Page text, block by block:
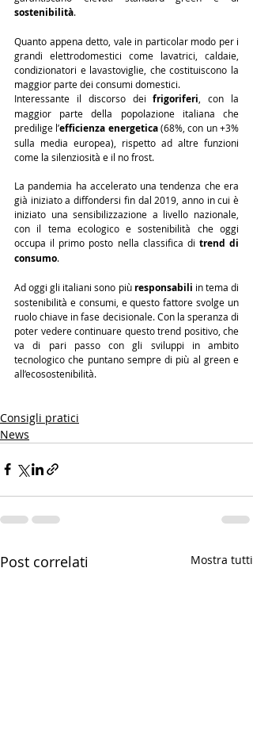
sostenibilità.
Quanto appena detto, vale in particolar modo per i
grandi elettrodomestici come lavatrici, caldaie,
condizionatori e lavastoviglie, che costituiscono la
maggior parte dei consumi domestici.
Interessante il discorso dei frigoriferi , con la
maggior parte della popolazione italiana che
predilige l’efficienza energetica (68%, con un +3%
sulla media europea), rispetto ad altre funzioni
come la silenziosità e il no frost.
La pandemia ha accelerato una tendenza che era
già iniziato a diffondersi fin dal 2019, anno in cui è
iniziato una sensibilizzazione a livello nazionale,
con il tema ecologico e sostenibilità che oggi
occupa il primo posto nella classifica di trend di
consumo.
Ad oggi gli italiani sono più responsabili in tema di
sostenibilità e consumi, e questo fattore svolge un
ruolo chiave in fase decisionale. Con la speranza di
poter vedere continuare questo trend positivo, che
va di pari passo con gli sviluppi in ambito
tecnologico che puntano sempre di più al green e
all’ecosostenibilità.
Consigli pratici
News
Post correlati Mostra tutti